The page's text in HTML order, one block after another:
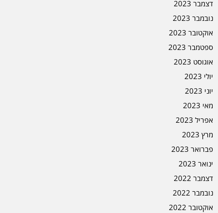
דצמבר 2023
נובמבר 2023
אוקטובר 2023
ספטמבר 2023
אוגוסט 2023
יולי 2023
יוני 2023
מאי 2023
אפריל 2023
מרץ 2023
פברואר 2023
ינואר 2023
דצמבר 2022
נובמבר 2022
אוקטובר 2022